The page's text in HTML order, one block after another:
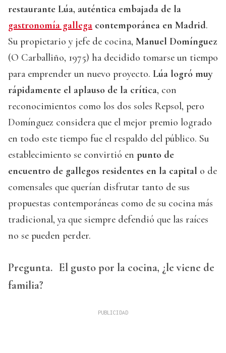
restaurante Lúa, auténtica embajada de la
gastronomía gallega contemporánea en Madrid.
Su propietario y jefe de cocina, Manuel Domínguez
(O Carballiño, 1975) ha decidido tomarse un tiempo
para emprender un nuevo proyecto. Lúa logró muy
rápidamente el aplauso de la crítica, con
reconocimientos como los dos soles Repsol, pero
Domínguez considera que el mejor premio logrado
en todo este tiempo fue el respaldo del público. Su
establecimiento se convirtió en punto de
encuentro de gallegos residentes en la capital o de
comensales que querían disfrutar tanto de sus
propuestas contemporáneas como de su cocina más
tradicional, ya que siempre defendió que las raíces
no se pueden perder.
Pregunta. El gusto por la cocina, ¿le viene de
familia?